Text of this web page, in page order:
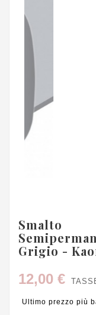
Smalto
Grigio -
12,00 €
Ultimo prezzo più